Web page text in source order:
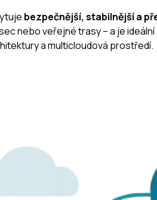
bezpečnější, stabilnější a
nebo veřejné trasy – a je
a multicloudová prostředí.